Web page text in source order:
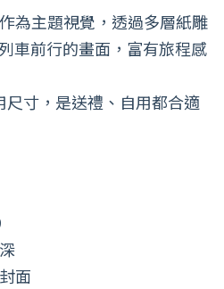
為主題視覺，透過多層紙雕
車前行的畫面，富有旅程感
尺寸，是送禮、自用都合適
面